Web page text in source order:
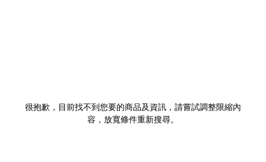
很抱歉，目前找不到您要的商品及資訊，請嘗試調整限縮內
容，放寬條件重新搜尋。